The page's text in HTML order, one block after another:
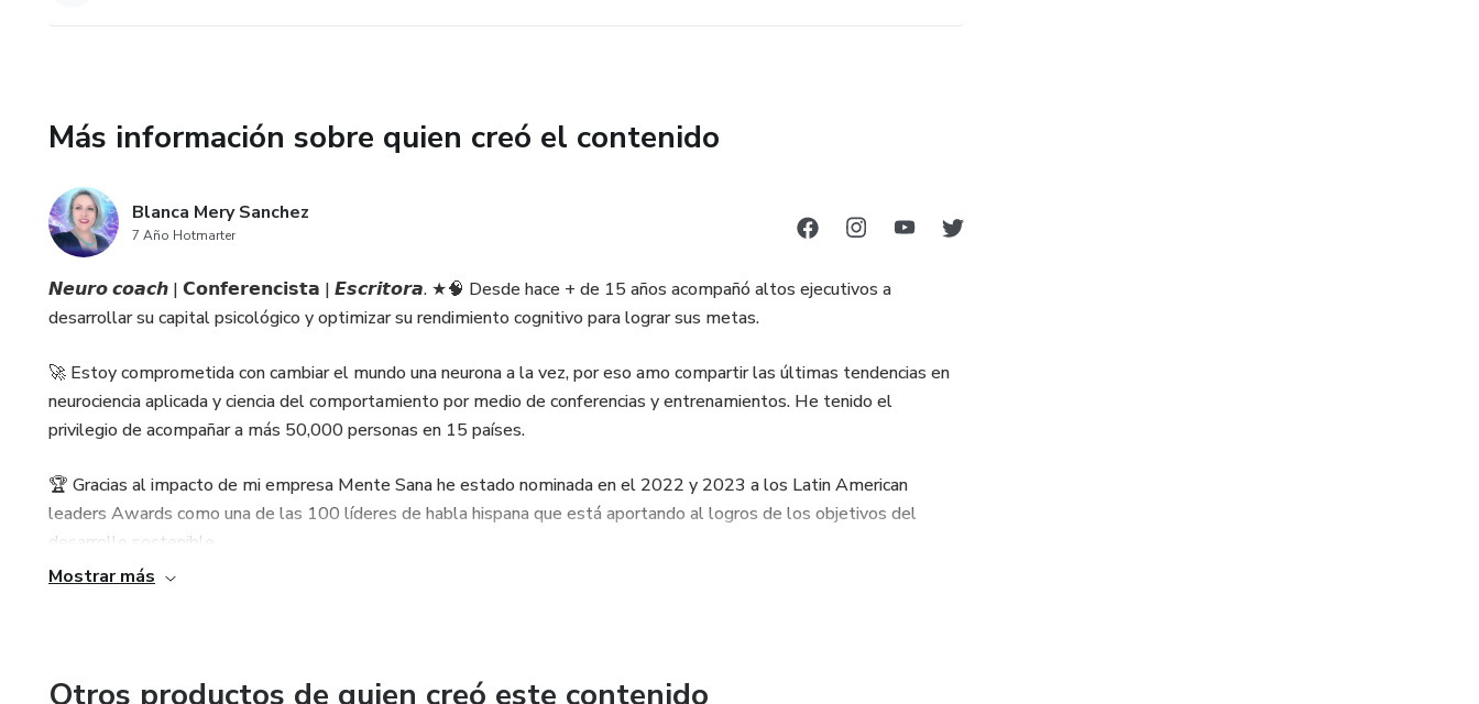
Más información sobre quien creó el contenido
Blanca Mery Sanchez
7 Año Hotmarter
𝙉𝙚𝙪𝙧𝙤 𝙘𝙤𝙖𝙘𝙝 | 𝗖𝗼𝗻𝗳𝗲𝗿𝗲𝗻𝗰𝗶𝘀𝘁𝗮 | 𝙀𝙨𝙘𝙧𝙞𝙩𝙤𝙧𝙖. ★🧠 Desde hace + de 15 años acompañó altos ejecutivos a
desarrollar su capital psicológico y optimizar su rendimiento cognitivo para lograr sus metas.
🚀 Estoy comprometida con cambiar el mundo una neurona a la vez, por eso amo compartir las últimas tendencias en
neurociencia aplicada y ciencia del comportamiento por medio de conferencias y entrenamientos. He tenido el
privilegio de acompañar a más 50,000 personas en 15 países.
🏆 Gracias al impacto de mi empresa Mente Sana he estado nominada en el 2022 y 2023 a los Latin American
leaders Awards como una de las 100 líderes de habla hispana que está aportando al logros de los objetivos del
desarrollo sostenible.
Mostrar más
Otros productos de quien creó este contenido